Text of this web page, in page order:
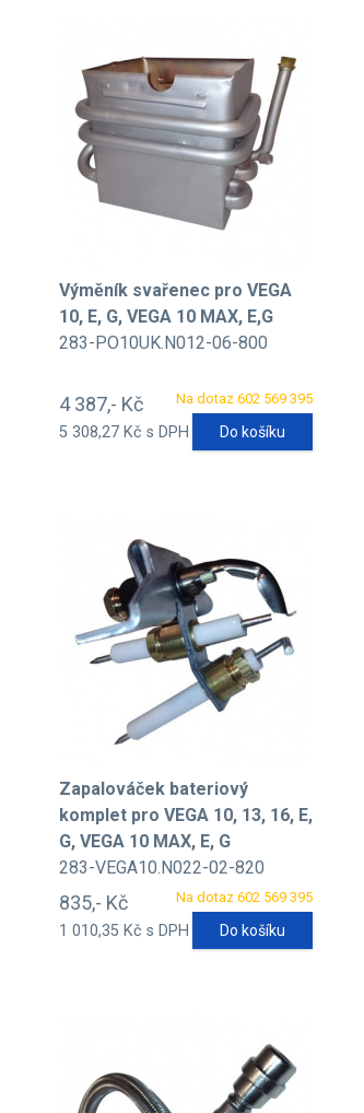
Výměník svařenec pro VEGA
10, E, G, VEGA 10 MAX, E,G
283-PO10UK.N012-06-800
Na dotaz 602 569 395
4 387,- Kč
5 308,27 Kč s DPH Do košíku
Zapalováček bateriový
komplet pro VEGA 10, 13, 16, E,
G, VEGA 10 MAX, E, G
283-VEGA10.N022-02-820
Na dotaz 602 569 395
835,- Kč
1 010,35 Kč s DPH Do košíku